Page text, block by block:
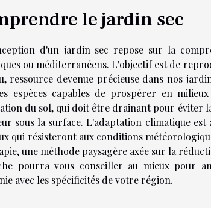
le jardin sec
d'un jardin sec repose sur la
ou méditerranéens. L'objectif est de
ressource devenue précieuse dans nos
espèces capables de prospérer en
du sol, qui doit être drainant pour éviter
sous la surface. L'adaptation climatique
qui résisteront aux conditions
une méthode paysagère axée sur la
pourra vous conseiller au mieux pour
avec les spécificités de votre région.